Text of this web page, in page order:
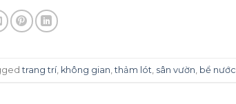
trang trí, không gian ,thảm lót sân vườn bể nước